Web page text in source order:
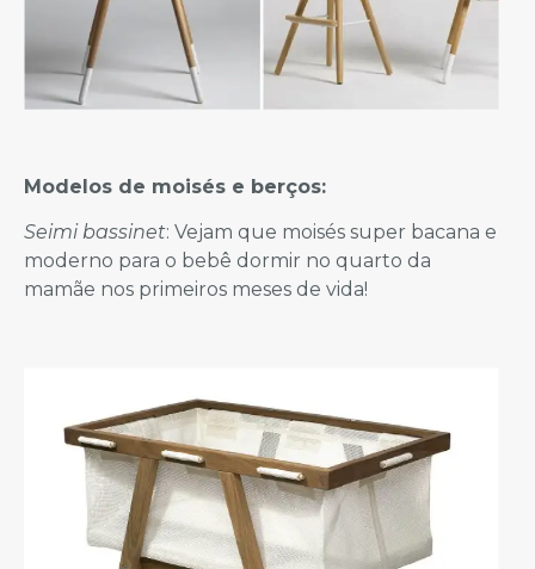
Modelos de moisés e berços:
Seimi bassinet: Vejam que moisés super bacana e
moderno para o bebê dormir no quarto da
mamãe nos primeiros meses de vida!